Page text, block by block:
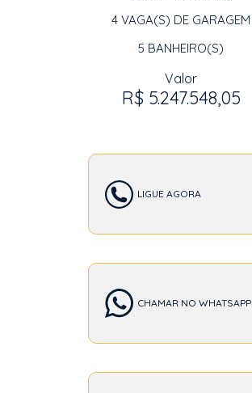
4 VAGA(S) DE GARAGEM
5 BANHEIRO(S)
Valor
R$ 5.247.548,05
LIGUE AGORA
CHAMAR NO WHATSAPP